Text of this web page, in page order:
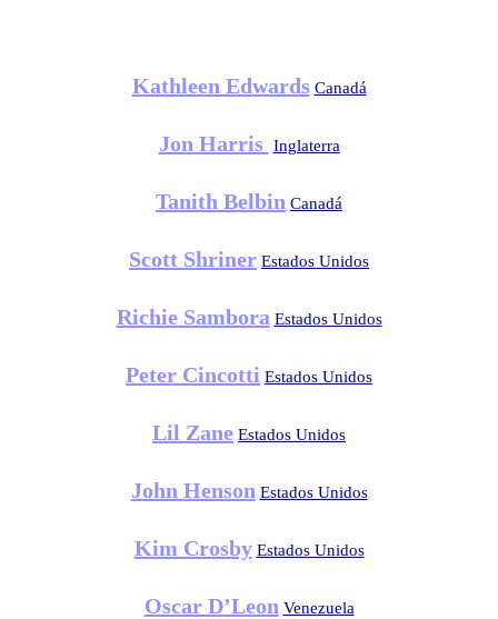
Kathleen Edwards Canadá
Jon Harris Inglaterra
Tanith Belbin Canadá
Scott Shriner Estados Unidos
Richie Sambora Estados Unidos
Peter Cincotti Estados Unidos
Lil Zane Estados Unidos
John Henson Estados Unidos
Kim Crosby Estados Unidos
Oscar D’Leon Venezuela